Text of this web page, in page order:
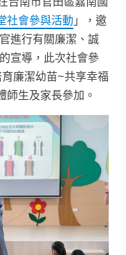
社會參與活動 」，邀
進行有關廉潔、誠
宣導，此次社會參
廉潔幼苗~共享幸福
師生及家長參加。